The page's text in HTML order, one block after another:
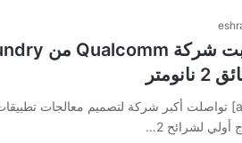
أولي لشرائح 2…